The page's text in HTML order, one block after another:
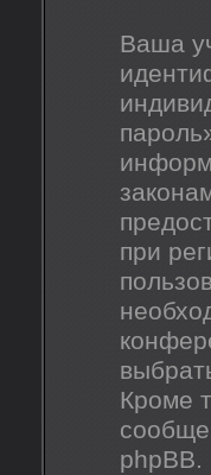
Ваша
при
Кроме
phpBB.